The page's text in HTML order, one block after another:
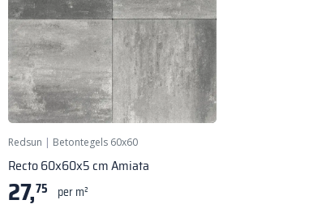
Redsun | Betontegels 60x60
Recto 60x60x5 cm Amiata
27,75 per m²